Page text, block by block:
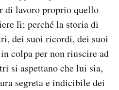
di lavoro proprio quello
lì; perché la storia di
dei suoi ricordi, dei suoi
colpa per non riuscire ad
si aspettano che lui sia,
segreta e indicibile dei